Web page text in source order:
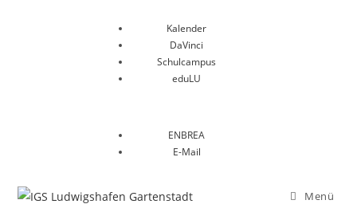
Kalender
DaVinci
Schulcampus
eduLU
ENBREA
E-Mail
Menü